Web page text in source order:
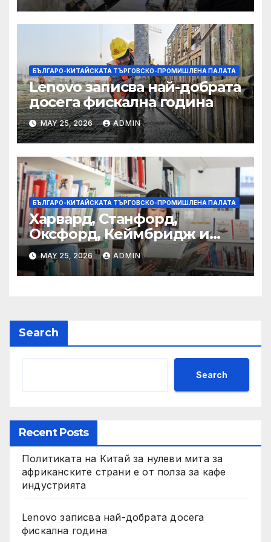
БЪЛГАРО-КИТАЙСКАТА ТЪРГОВСКО-ПРОМИШЛЕНА ПАЛАТА
Lenovo записва най-добрата
досега фискална година
MAY 25, 2026 ADMIN
БЪЛГАРО-КИТАЙСКАТА ТЪРГОВСКО-ПРОМИШЛЕНА ПАЛАТА
Харвард, Станфорд,
Оксфорд, Кеймбридж и
други: как ръководството
на YCIS отваря врати към
престижни университети
MAY 25, 2026 ADMIN
Search
Search
Recent Posts
Политиката на Китай за нулеви мита за
африканските страни е от полза за кафе
индустрията
Lenovo записва най-добрата досега
фискална година